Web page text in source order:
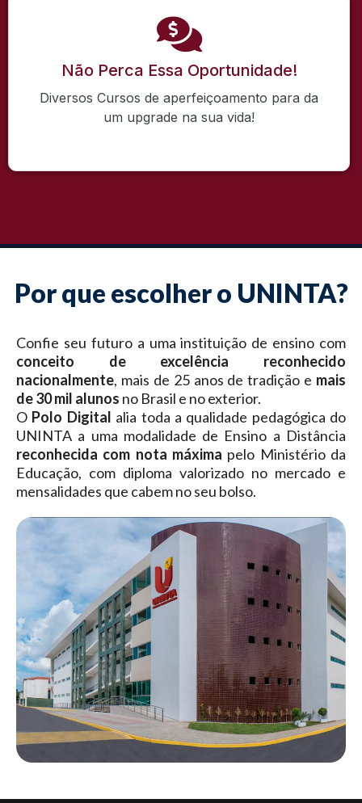
Não Perca Essa Oportunidade!
Diversos Cursos de aperfeiçoamento para da
um upgrade na sua vida!
Por que escolher o UNINTA?
Confie seu futuro a uma instituição de ensino com
conceito de excelência reconhecido
nacionalmente, mais de 25 anos de tradição e mais
de 30 mil alunos no Brasil e no exterior.
O Polo Digital alia toda a qualidade pedagógica do
UNINTA a uma modalidade de Ensino a Distância
reconhecida com nota máxima pelo Ministério da
Educação, com diploma valorizado no mercado e
mensalidades que cabem no seu bolso.